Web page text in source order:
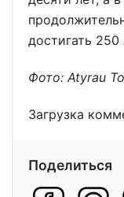
достигать 250
Фото: Atyrau
Загрузка
Поделиться